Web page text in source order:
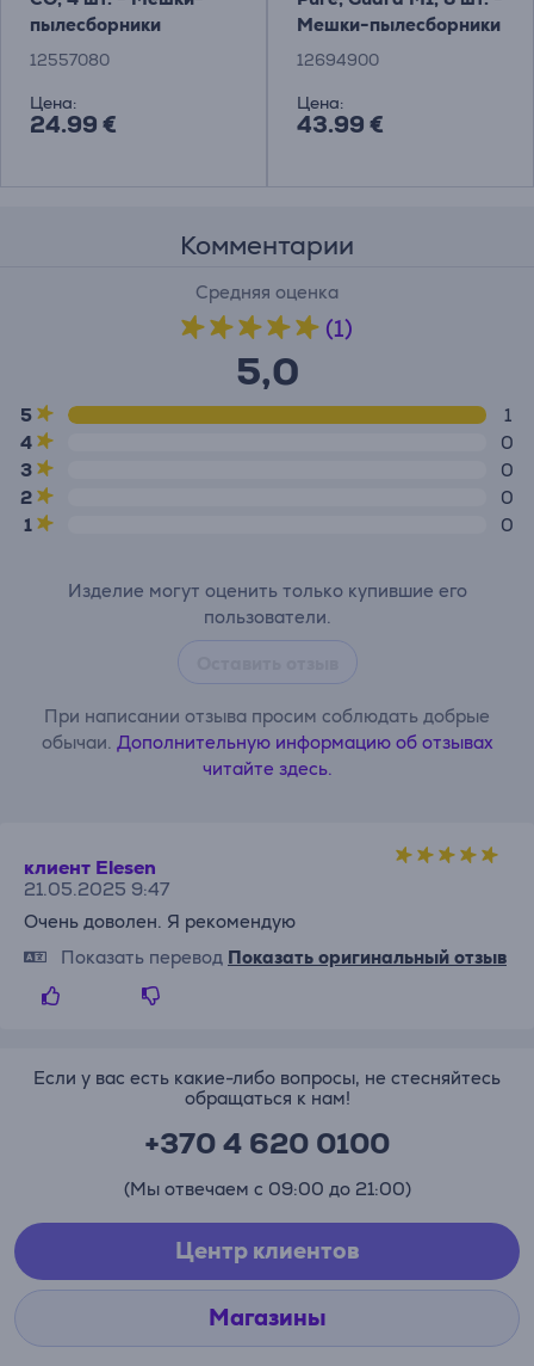
пылесборники
12557080
Цена:
24.99 €
Мешки-пылесборники
12694900
Цена:
43.99 €
Комментарии
Средняя оценка
(1)
5,0
5
1
4
0
3
0
2
0
1
0
Изделие могут оценить только купившие его
пользователи.
При написании отзыва просим соблюдать добрые
обычаи. Дополнительную информацию об отзывах
читайте здесь.
клиент Elesen
21.05.2025 9:47
Очень доволен. Я рекомендую
Показать перевод Показать оригинальный отзыв
Если у вас есть какие-либо вопросы, не стесняйтесь
обращаться к нам!
+370 4 620 0100
(Мы отвечаем с 09:00 до 21:00)
Центр клиентов
Магазины